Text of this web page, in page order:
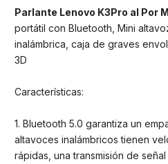
Parlante Lenovo K3Pro al Por
portátil con Bluetooth, Mini
inalámbrica, caja de graves
3D
Características:
1. Bluetooth 5.0 garantiza un
altavoces inalámbricos tienen
rápidas, una transmisión de